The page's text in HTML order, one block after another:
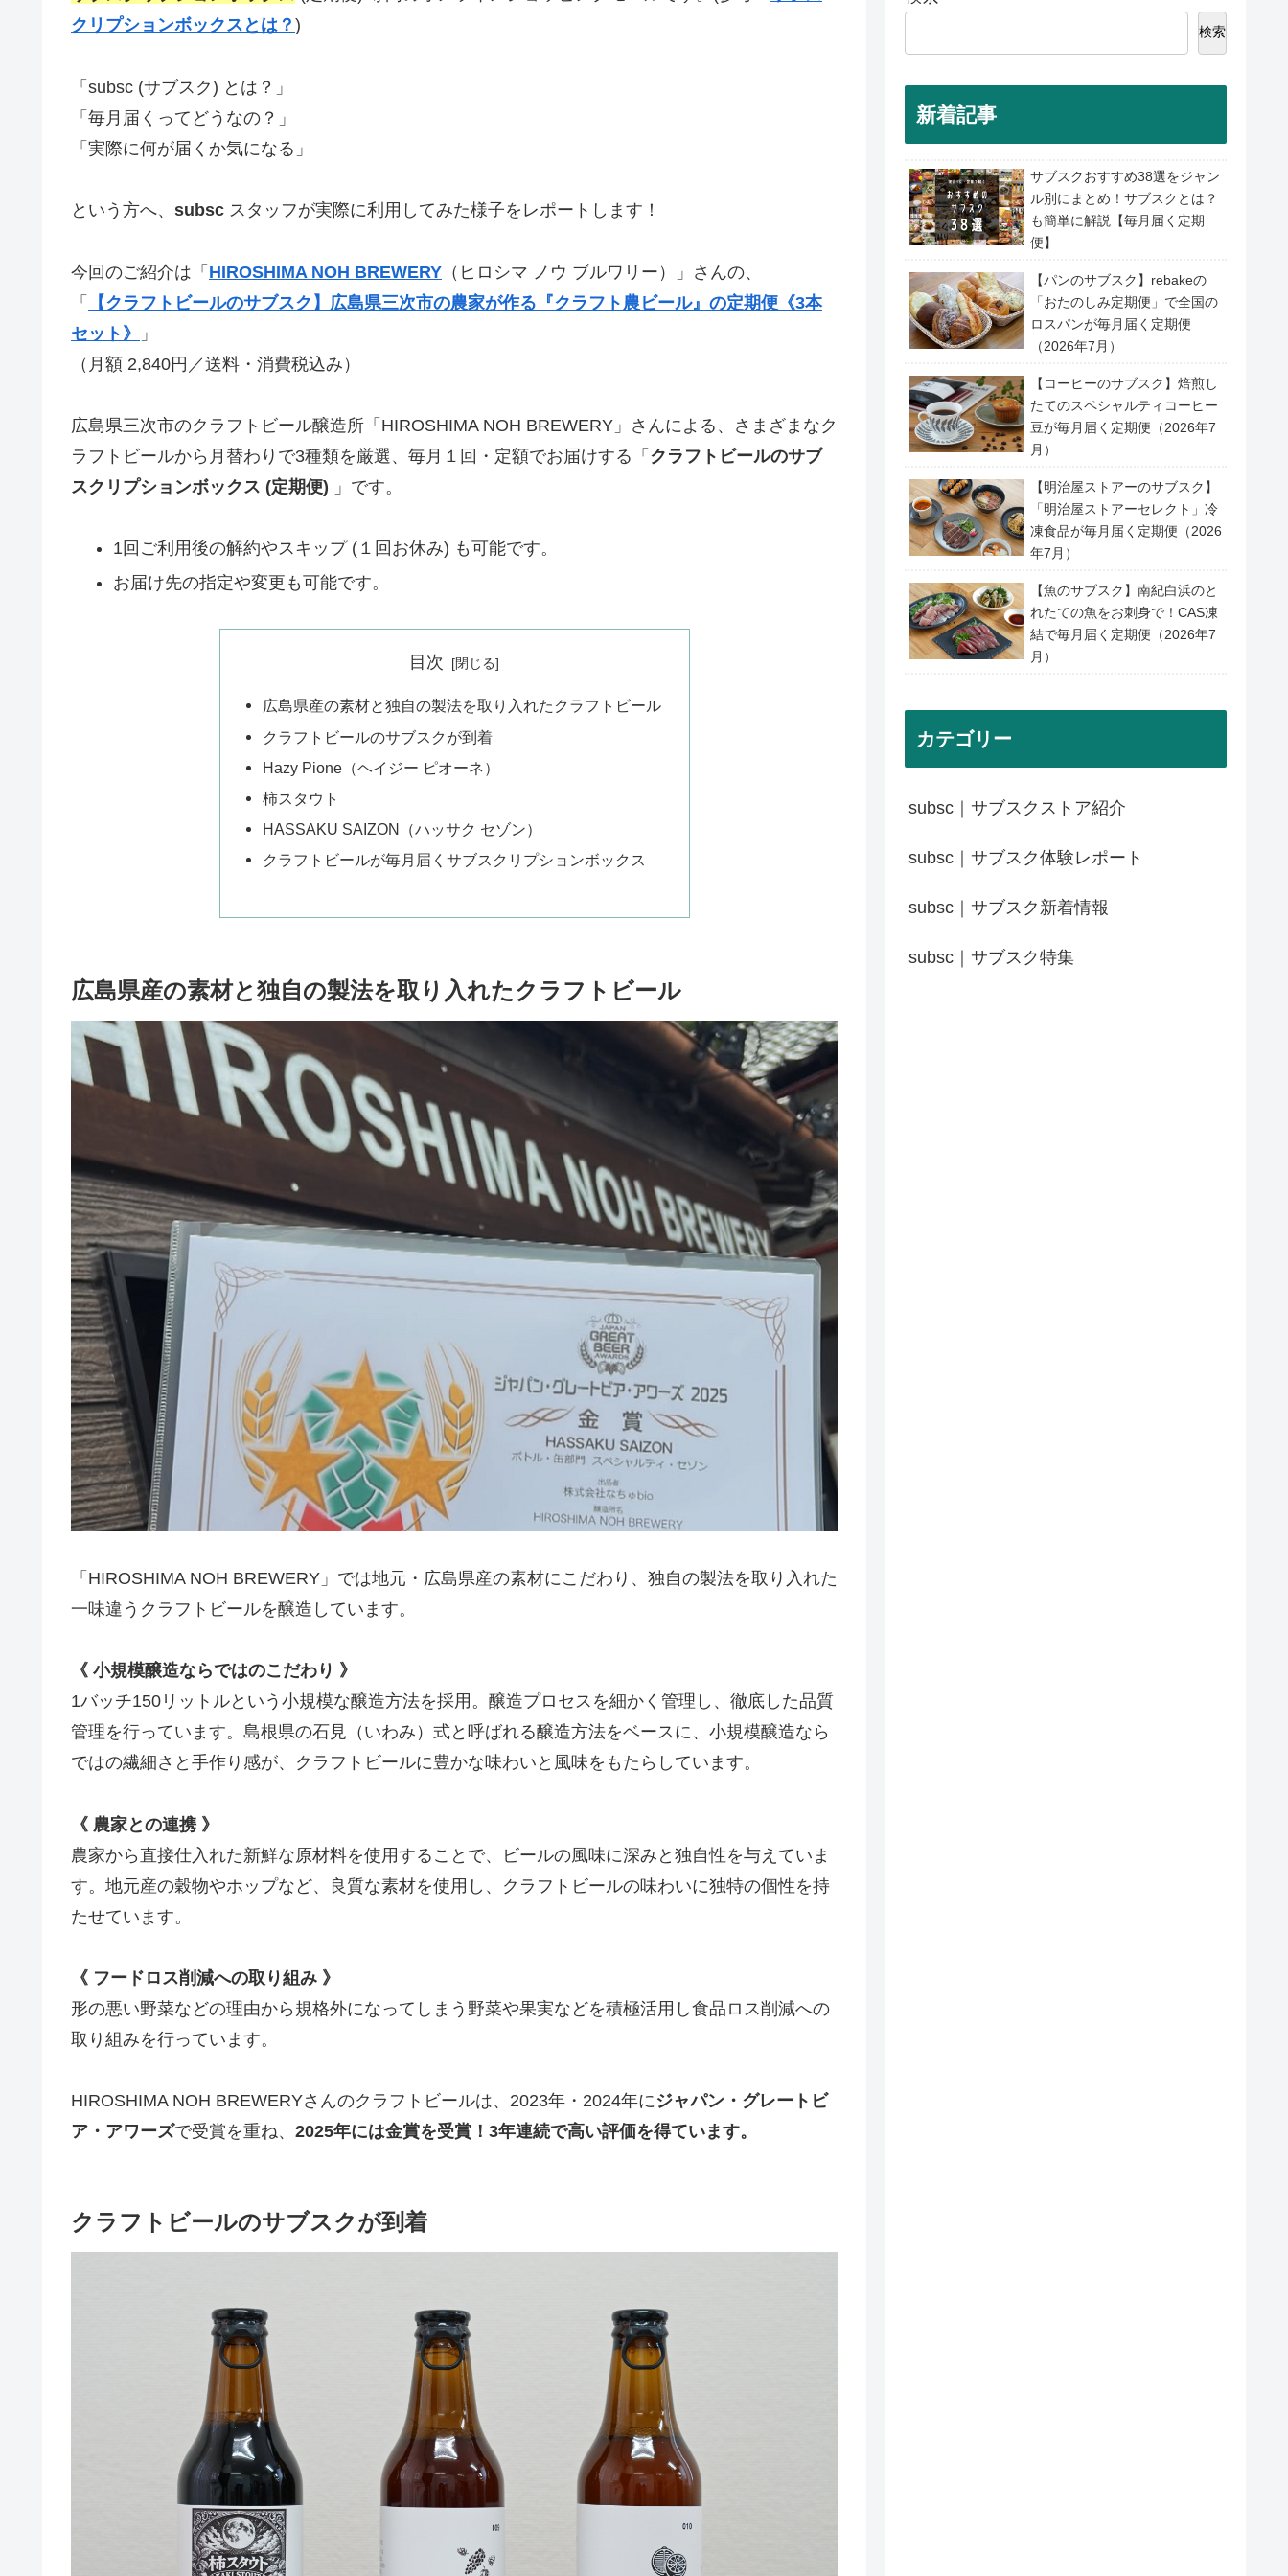
クリプションボックスとは？ )
「subsc (サブスク) とは？」
「毎月届くってどうなの？」
「実際に何が届くか気になる」
という方へ、 subsc スタッフが実際に利用してみた様子をレポートします！
今回のご紹介は「 HIROSHIMA NOH BREWERY （ヒロシマ ノウ ブルワリー）」さんの、
「
【クラフトビールのサブスク】広島県三次市の農家が作る『クラフト農ビール』の定期便《3本
セット》
」
（月額 2,840円／送料・消費税込み）
広島県三次市のクラフトビール醸造所「HIROSHIMA NOH BREWERY」さんによる、さまざまなク
ラフトビールから月替わりで3種類を厳選、毎月１回・定額でお届けする「 クラフトビールのサブ
スクリプションボックス (定期便) 」です。
1回ご利用後の解約やスキップ (１回お休み) も可能です。
お届け先の指定や変更も可能です。
目次
広島県産の素材と独自の製法を取り入れたクラフトビール
クラフトビールのサブスクが到着
Hazy Pione（ヘイジー ピオーネ）
柿スタウト
HASSAKU SAIZON（ハッサク セゾン）
クラフトビールが毎月届くサブスクリプションボックス
広島県産の素材と独自の製法を取り入れたクラフトビール
「HIROSHIMA NOH BREWERY」では地元・広島県産の素材にこだわり、独自の製法を取り入れた
一味違うクラフトビールを醸造しています。
《 小規模醸造ならではのこだわり 》
1バッチ150リットルという小規模な醸造方法を採用。醸造プロセスを細かく管理し、徹底した品質
管理を行っています。島根県の石見（いわみ）式と呼ばれる醸造方法をベースに、小規模醸造なら
ではの繊細さと手作り感が、クラフトビールに豊かな味わいと風味をもたらしています。
《 農家との連携 》
農家から直接仕入れた新鮮な原材料を使用することで、ビールの風味に深みと独自性を与えていま
す。地元産の穀物やホップなど、良質な素材を使用し、クラフトビールの味わいに独特の個性を持
たせています。
《 フードロス削減への取り組み 》
形の悪い野菜などの理由から規格外になってしまう野菜や果実などを積極活用し食品ロス削減への
取り組みを行っています。
HIROSHIMA NOH BREWERYさんのクラフトビールは、2023年・2024年にジャパン・グレートビ
ア・アワーズで受賞を重ね、 2025年には金賞を受賞！3年連続で高い評価を得ています。
クラフトビールのサブスクが到着
検索
新着記事
サブスクおすすめ38選をジャン
ル別にまとめ！サブスクとは？
も簡単に解説【毎月届く定期
便】
【パンのサブスク】rebakeの
「おたのしみ定期便」で全国の
ロスパンが毎月届く定期便
（2026年7月）
【コーヒーのサブスク】焙煎し
たてのスペシャルティコーヒー
豆が毎月届く定期便（2026年7
月）
【明治屋ストアーのサブスク】
「明治屋ストアーセレクト」冷
凍食品が毎月届く定期便（2026
年7月）
【魚のサブスク】南紀白浜のと
れたての魚をお刺身で！CAS凍
結で毎月届く定期便（2026年7
月）
カテゴリー
subsc｜サブスクストア紹介
subsc｜サブスク体験レポート
subsc｜サブスク新着情報
subsc｜サブスク特集